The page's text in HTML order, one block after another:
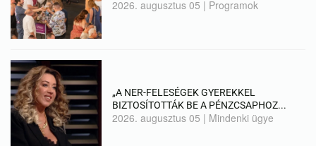
2026. augusztus 05 | Programok
„A NER-FELESÉGEK GYEREKKEL
BIZTOSÍTOTTÁK BE A PÉNZCSAPHOZ...
2026. augusztus 05 | Mindenki ügye